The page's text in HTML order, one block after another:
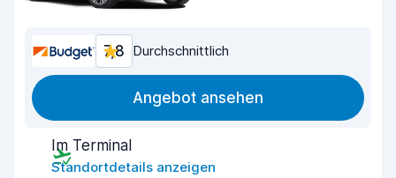
7,8 Durchschnittlich
Angebot ansehen
Im Terminal
Standortdetails anzeigen